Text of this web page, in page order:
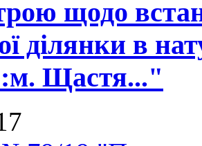
щодо
ділянки в
Щастя..."